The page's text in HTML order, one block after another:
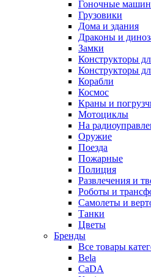
Гоночные
Грузовики
Дома и здания
Драконы и
Замки
Конструкторы
Конструкторы
Корабли
Космос
Краны и
Мотоциклы
На
Оружие
Поезда
Пожарные
Полиция
Развлечения и
Роботы и
Самолеты и
Танки
Цветы
Бренды
Все товары
Bela
CaDA